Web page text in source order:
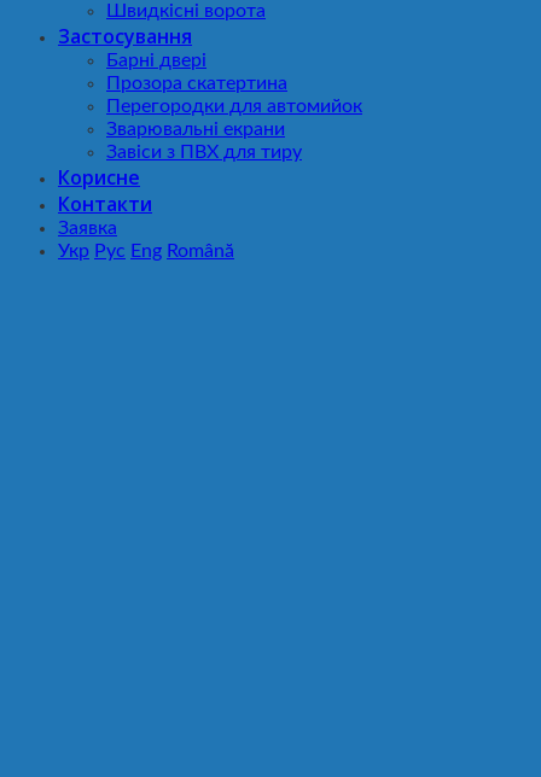
Швидкісні ворота
Застосування
Барні двері
Прозора скатертина
Перегородки для автомийок
Зварювальні екрани
Завіси з ПВХ для тиру
Корисне
Контакти
Заявка
Укр Рус Eng Română